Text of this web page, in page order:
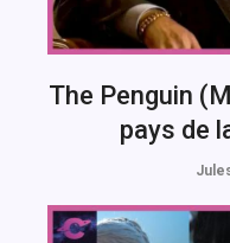
The Penguin
pays de